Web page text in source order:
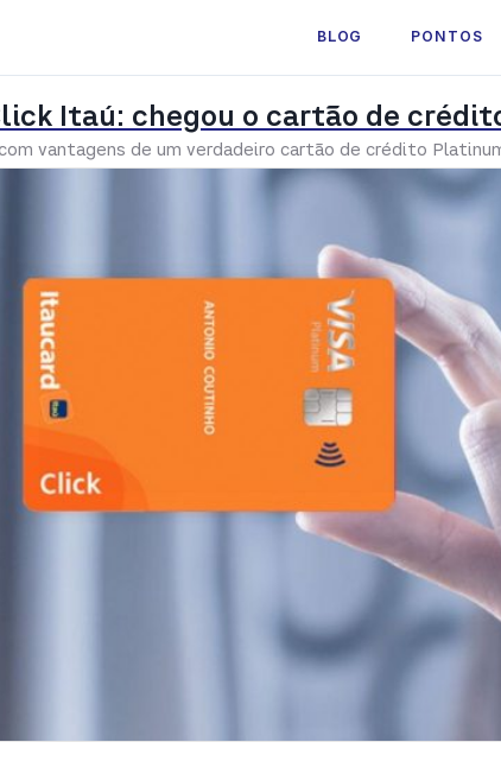
BLOG PONTOS
Itaú: chegou o cartão de
vantagens de um verdadeiro cartão de crédito